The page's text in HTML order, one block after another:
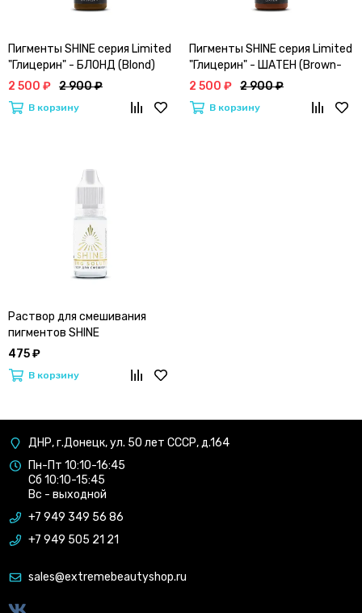
Пигменты SHINE серия Limited
"Глицерин" - БЛОНД (Blond)
2 500 ₽ 2 900 ₽
В корзину
Пигменты SHINE серия Limited
"Глицерин" - ШАТЕН (Brown-
Haire)
2 500 ₽ 2 900 ₽
В корзину
Раствор для смешивания
пигментов SHINE
475 ₽
В корзину
ДНР, г.Донецк, ул. 50 лет СССР, д.164
Пн-Пт 10:10-16:45
Сб 10:10-15:45
Вс - выходной
+7 949 349 56 86
+7 949 505 21 21
sales@extremebeautyshop.ru